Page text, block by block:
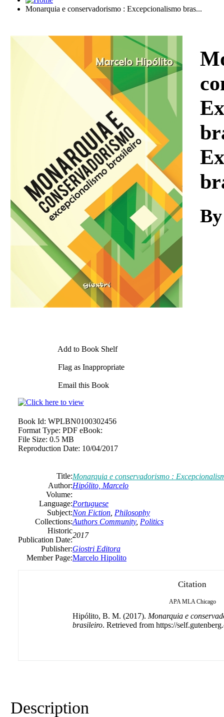
Monarquia e conservadorismo : Excepcionalismo bras...
Download
Add to Book Shelf
Flag as Inappropriate
Email this Book
Book Id: WPLBN0100302456
Format Type: PDF eBook:
File Size: 0.5 MB
Reproduction Date: 10/04/2017
Title:Monarquia e conservadorismo :
Author:Hipólito, Marcelo
Volume:
Language:Portuguese
Subject:Non Fiction Philosophy
Collections:Authors Community, Politics
Historic
Publication Date:
2017
Publisher:Giostri Editora
Member Page:Marcelo Hipolito
Citation
APA MLA Chicago
Hipólito, B. M. (2017). Monarquia e
brasileiro. Retrieved from https://
Description